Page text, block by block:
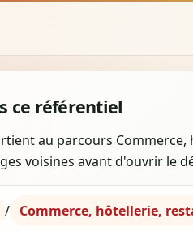
ce référentiel
au parcours
voisines avant d'ouvrir le
/ Commerce, hôtellerie,